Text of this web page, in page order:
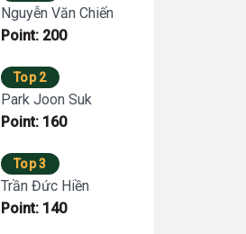
Nguyễn Văn Chiến
Point: 200
Top 2
Park Joon Suk
Point: 160
Top 3
Trần Đức Hiền
Point: 140